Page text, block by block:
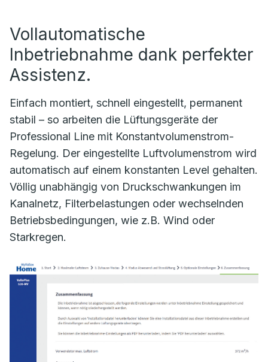
Vollautomatische
Inbetriebnahme dank perfekter
Assistenz.
Einfach montiert, schnell eingestellt, permanent
stabil – so arbeiten die Lüftungsgeräte der
Professional Line mit Konstantvolumenstrom-
Regelung. Der eingestellte Luftvolumenstrom wird
automatisch auf einem konstanten Level gehalten.
Völlig unabhängig von Druckschwankungen im
Kanalnetz, Filterbelastungen oder wechselnden
Betriebsbedingungen, wie z.B. Wind oder
Starkregen.